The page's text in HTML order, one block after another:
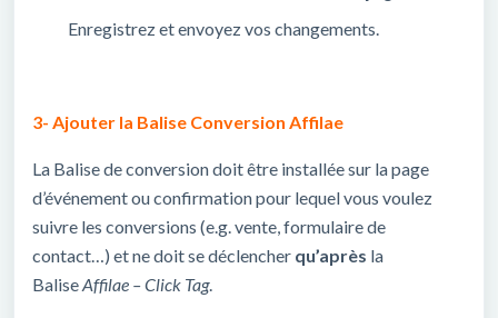
Enregistrez et envoyez vos changements.
3- Ajouter la Balise Conversion Affilae
La Balise de conversion doit être installée sur la page
d’événement ou confirmation pour lequel vous voulez
suivre les conversions (e.g. vente, formulaire de
contact…) et ne doit se déclencher qu’après la
BaliseAffilae – Click Tag.